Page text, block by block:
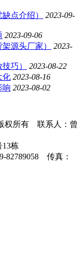
点介绍）
2023-09-
2023-09-06
源头厂家）
2023-
巧）
2023-08-22
化 2023-08-16
响 2023-08-02
权所有 联系人：曾
栋
82789058 传真：